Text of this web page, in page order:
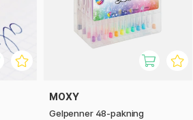
MOXY
Gelpenner 48-pakning